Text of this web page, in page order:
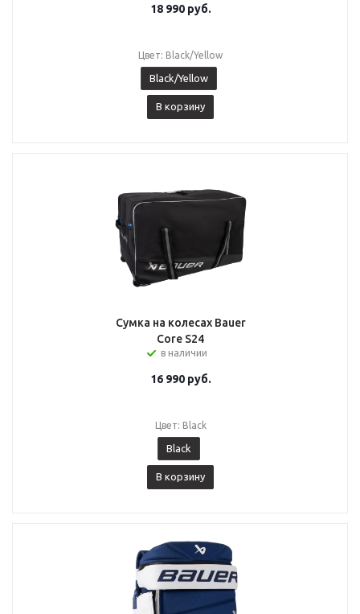
18 990руб.
Цвет: Black/Yellow
Black/Yellow
В корзину
Сумка на колесах Bauer
Core S24
в наличии
16 990руб.
Цвет: Black
Black
В корзину